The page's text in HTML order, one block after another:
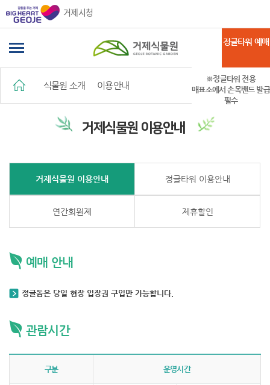
거제시청
정글타워 예매
※정글타워 전용
매표소에서 손목밴드 발급
필수
식물원 소개 이용안내
거제식물원 이용안내
거제식물원 이용안내 정글타워 이용안내
연간회원제 제휴할인
예매 안내
정글돔은 당일 현장 입장권 구입만 가능합니다.
관람시간
구분 운영시간